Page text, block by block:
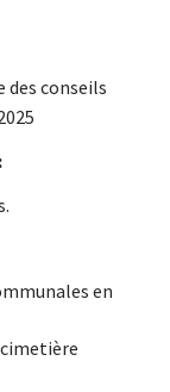
des conseils
en